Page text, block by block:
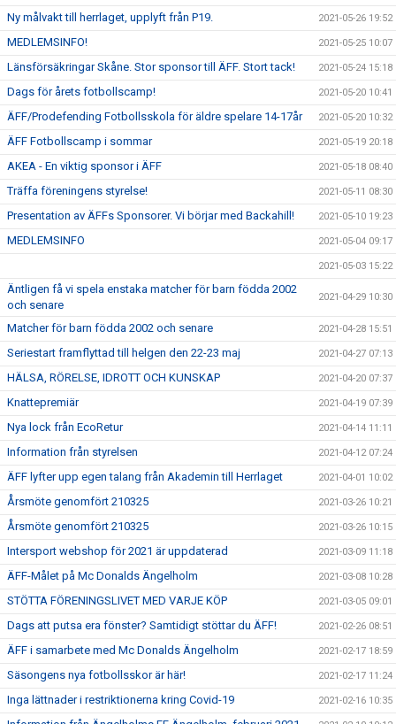
Ny målvakt till herrlaget, upplyft från P19. 2021-05-26 19:52
MEDLEMSINFO! 2021-05-25 10:07
Länsförsäkringar Skåne. Stor sponsor till ÄFF. Stort tack! 2021-05-24 15:18
Dags för årets fotbollscamp! 2021-05-20 10:41
ÄFF/Prodefending Fotbollsskola för äldre spelare 14-17år 2021-05-20 10:32
ÄFF Fotbollscamp i sommar 2021-05-19 20:18
AKEA - En viktig sponsor i ÄFF 2021-05-18 08:40
Träffa föreningens styrelse! 2021-05-11 08:30
Presentation av ÄFFs Sponsorer. Vi börjar med Backahill! 2021-05-10 19:23
MEDLEMSINFO 2021-05-04 09:17
2021-05-03 15:22
Äntligen få vi spela enstaka matcher för barn födda 2002
och senare
2021-04-29 10:30
Matcher för barn födda 2002 och senare 2021-04-28 15:51
Seriestart framflyttad till helgen den 22-23 maj 2021-04-27 07:13
HÄLSA, RÖRELSE, IDROTT OCH KUNSKAP 2021-04-20 07:37
Knattepremiär 2021-04-19 07:39
Nya lock från EcoRetur 2021-04-14 11:11
Information från styrelsen 2021-04-12 07:24
ÄFF lyfter upp egen talang från Akademin till Herrlaget 2021-04-01 10:02
Årsmöte genomfört 210325 2021-03-26 10:21
Årsmöte genomfört 210325 2021-03-26 10:15
Intersport webshop för 2021 är uppdaterad 2021-03-09 11:18
ÄFF-Målet på Mc Donalds Ängelholm 2021-03-08 10:28
STÖTTA FÖRENINGSLIVET MED VARJE KÖP 2021-03-05 09:01
Dags att putsa era fönster? Samtidigt stöttar du ÄFF! 2021-02-26 08:51
ÄFF i samarbete med Mc Donalds Ängelholm 2021-02-17 18:59
Säsongens nya fotbollsskor är här! 2021-02-17 11:24
Inga lättnader i restriktionerna kring Covid-19 2021-02-16 10:35